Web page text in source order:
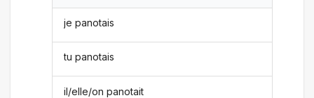
je panotais
tu panotais
il/elle/on panotait